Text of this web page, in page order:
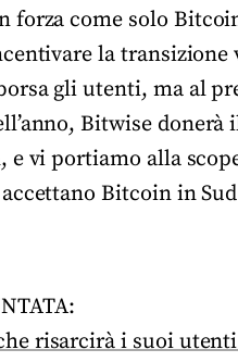
forza come solo
la transizione
gli utenti, ma al
Bitwise
e vi portiamo alla
Bitcoin in
risarcirà i suoi